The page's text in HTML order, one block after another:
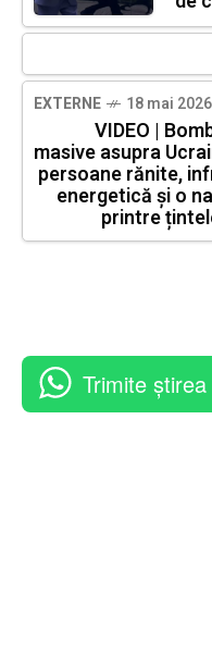
EXTERNE 18 mai 2026
VIDEO |
masive asupra
persoane rănite,
energetică și o
printre
Trimite